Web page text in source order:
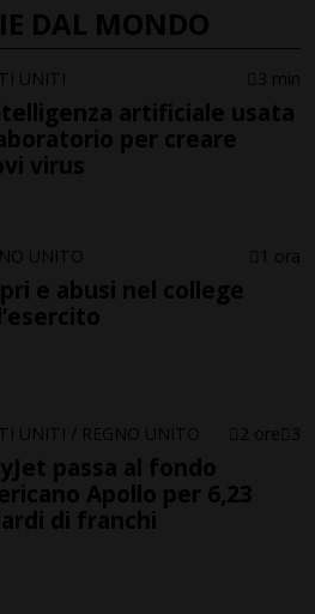
DAL MONDO
UNITI 3 min
artificiale usata
per creare
virus
UNITO 1 ora
e abusi nel college
UNITI / REGNO UNITO 2 ore 3
passa al fondo
Apollo per 6,23
di franchi